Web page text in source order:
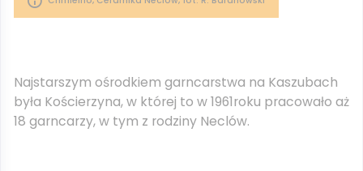
Najstarszym ośrodkiem garncarstwa na Kaszubach
była Kościerzyna, w której to w 1961roku pracowało aż
18 garncarzy, w tym z rodziny Neclów.